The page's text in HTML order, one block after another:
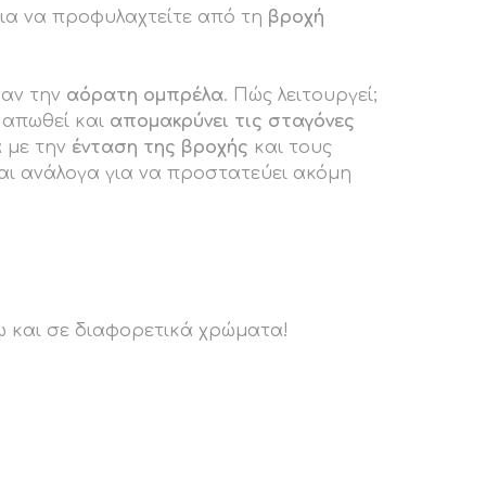
να προφυλαχτείτε από τη βροχή
την αόρατη ομπρέλα. Πώς λειτουργεί;
και απομακρύνει τις σταγόνες
την ένταση της βροχής και τους
ανάλογα για να προστατεύει ακόμη
και σε διαφορετικά χρώματα!